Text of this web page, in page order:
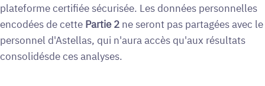
plateforme certifiée sécurisée. Les données personnelles
encodées de cette Partie 2 ne seront pas partagées avec le
personnel d'Astellas, qui n'aura accès qu'aux résultats
consolidésde ces analyses.